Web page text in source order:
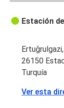
Estación
26150
Turquía
Ver esta